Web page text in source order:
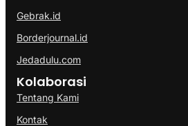
Gebrak.id
Borderjournal.id
Jedadulu.com
Kolaborasi
Tentang Kami
Kontak